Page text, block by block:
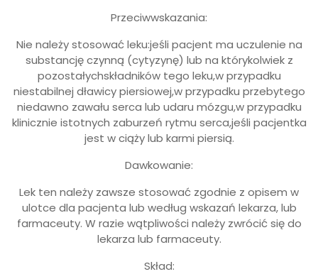
Przeciwwskazania:
Nie należy stosować leku:jeśli pacjent ma uczulenie na
substancję czynną (cytyzynę) lub na którykolwiek z
pozostałychskładników tego leku,w przypadku
niestabilnej dławicy piersiowej,w przypadku przebytego
niedawno zawału serca lub udaru mózgu,w przypadku
klinicznie istotnych zaburzeń rytmu serca,jeśli pacjentka
jest w ciąży lub karmi piersią.
Dawkowanie:
Lek ten należy zawsze stosować zgodnie z opisem w
ulotce dla pacjenta lub według wskazań lekarza, lub
farmaceuty. W razie wątpliwości należy zwrócić się do
lekarza lub farmaceuty.
Skład: